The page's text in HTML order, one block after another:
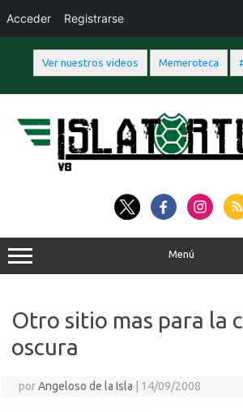
Ver nuestros videos Memeroteca
contenido
Menú
Otro sitio mas para la
oscura
porAngeloso de la Isla 14/09/2008
Acceder Registrarse